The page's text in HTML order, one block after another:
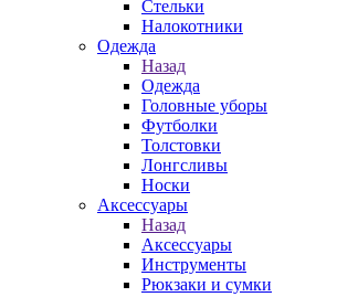
Стельки
Налокотники
Одежда
Назад
Одежда
Головные уборы
Футболки
Толстовки
Лонгсливы
Носки
Аксессуары
Назад
Аксессуары
Инструменты
Рюкзаки и сумки